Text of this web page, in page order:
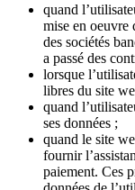
quand
mise en oeuvre
des sociétés
a passé des
lorsque
libres du site
quand
ses données ;
quand le site
fournir
paiement. Ces